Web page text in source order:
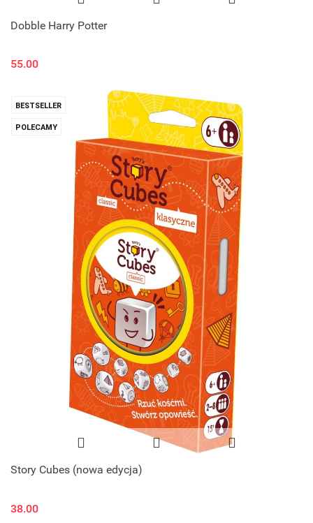
Dobble Harry Potter
55.00
BESTSELLER
POLECAMY
Story Cubes (nowa edycja)
38.00